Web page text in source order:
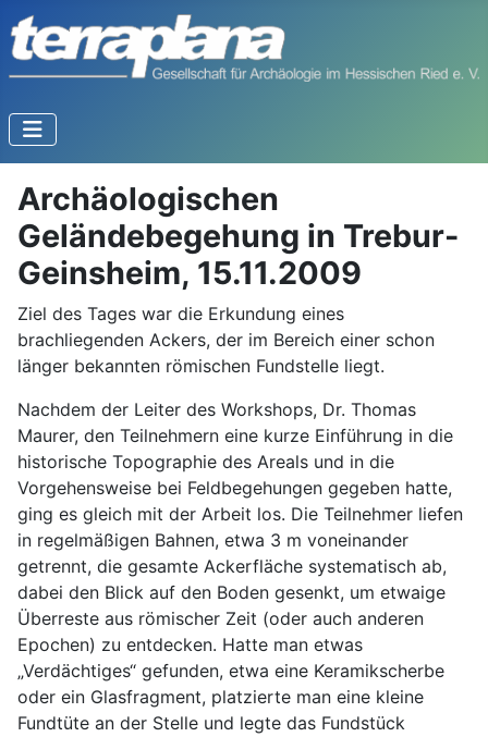
Archäologischen
Geländebegehung in Trebur-
Geinsheim, 15.11.2009
Ziel des Tages war die Erkundung eines
brachliegenden Ackers, der im Bereich einer schon
länger bekannten römischen Fundstelle liegt.
Nachdem der Leiter des Workshops, Dr. Thomas
Maurer, den Teilnehmern eine kurze Einführung in die
historische Topographie des Areals und in die
Vorgehensweise bei Feldbegehungen gegeben hatte,
ging es gleich mit der Arbeit los. Die Teilnehmer liefen
in regelmäßigen Bahnen, etwa 3 m voneinander
getrennt, die gesamte Ackerfläche systematisch ab,
dabei den Blick auf den Boden gesenkt, um etwaige
Überreste aus römischer Zeit (oder auch anderen
Epochen) zu entdecken. Hatte man etwas
„Verdächtiges“ gefunden, etwa eine Keramikscherbe
oder ein Glasfragment, platzierte man eine kleine
Fundtüte an der Stelle und legte das Fundstück